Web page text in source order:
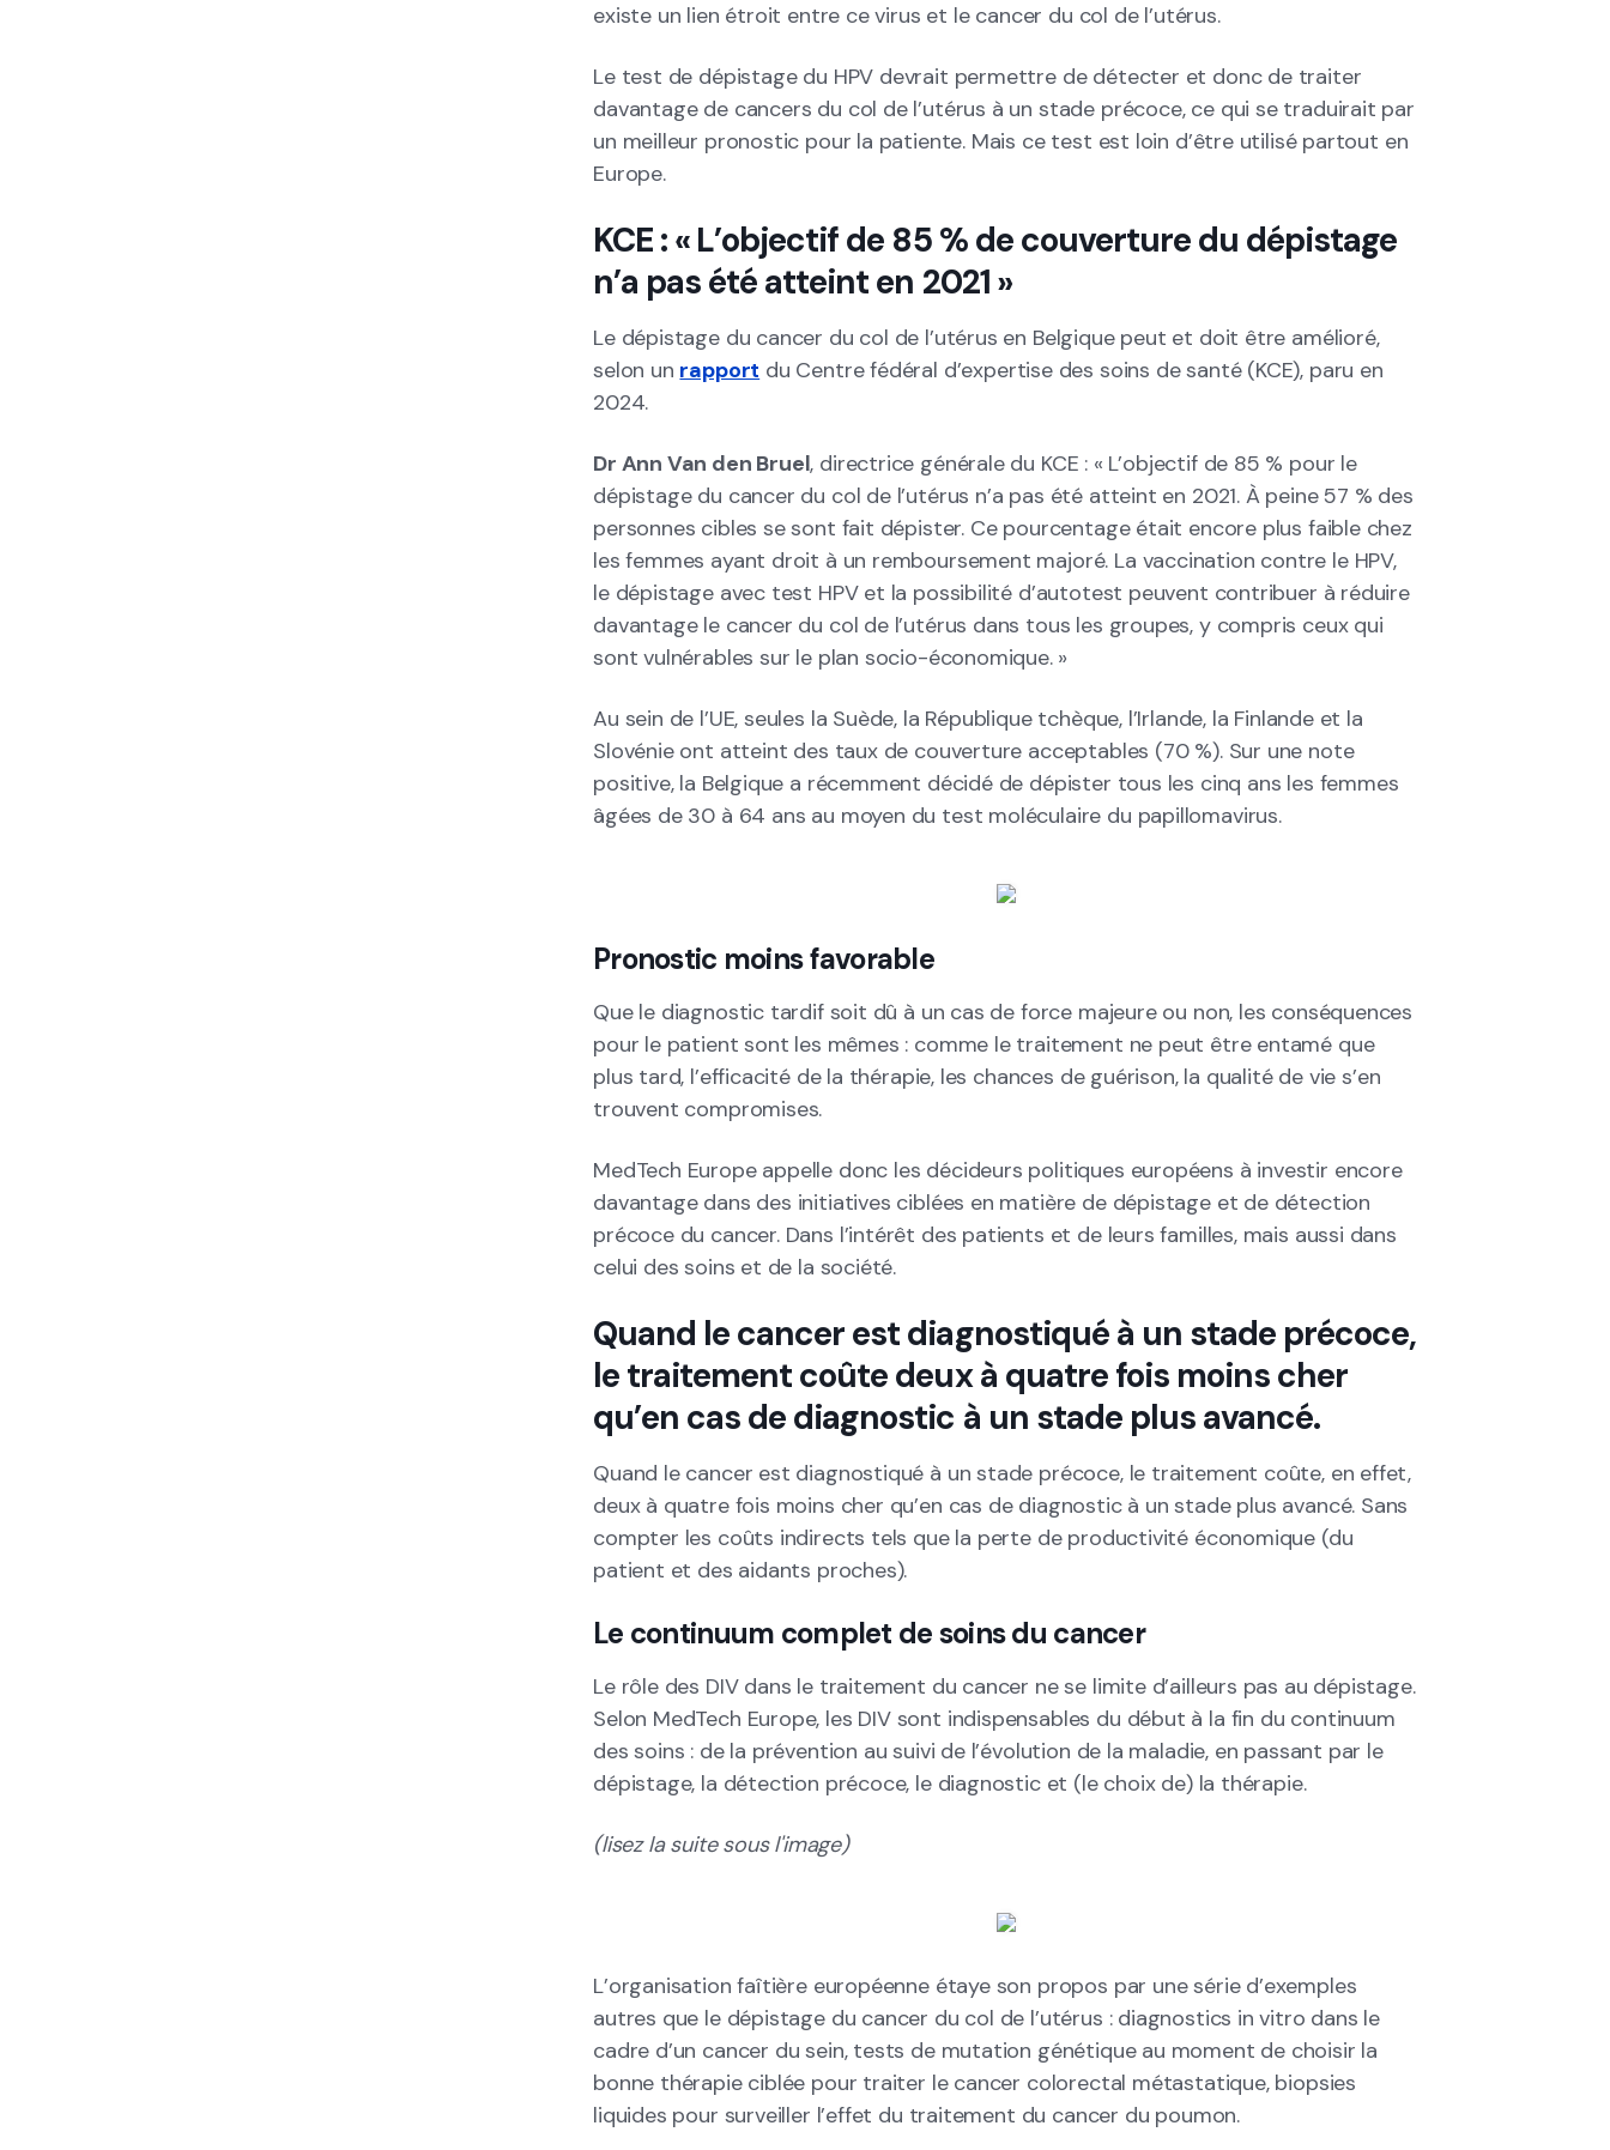
existe un lien étroit entre ce virus et le cancer du col de l’utérus.
Le test de dépistage du HPV devrait permettre de détecter et donc de traiter
davantage de cancers du col de l’utérus à un stade précoce, ce qui se traduirait par
un meilleur pronostic pour la patiente. Mais ce test est loin d’être utilisé partout en
Europe.
KCE : « L’objectif de 85 % de couverture du dépistage
n’a pas été atteint en 2021 »
Le dépistage du cancer du col de l’utérus en Belgique peut et doit être amélioré,
selon un rapport du Centre fédéral d’expertise des soins de santé (KCE), paru en
2024.
Dr Ann Van den Bruel, directrice générale du KCE : « L’objectif de 85 % pour le
dépistage du cancer du col de l’utérus n’a pas été atteint en 2021. À peine 57 % des
personnes cibles se sont fait dépister. Ce pourcentage était encore plus faible chez
les femmes ayant droit à un remboursement majoré. La vaccination contre le HPV,
le dépistage avec test HPV et la possibilité d’autotest peuvent contribuer à réduire
davantage le cancer du col de l’utérus dans tous les groupes, y compris ceux qui
sont vulnérables sur le plan socio-économique. »
Au sein de l’UE, seules la Suède, la République tchèque, l’Irlande, la Finlande et la
Slovénie ont atteint des taux de couverture acceptables (70 %). Sur une note
positive, la Belgique a récemment décidé de dépister tous les cinq ans les femmes
âgées de 30 à 64 ans au moyen du test moléculaire du papillomavirus.
Pronostic moins favorable
Que le diagnostic tardif soit dû à un cas de force majeure ou non, les conséquences
pour le patient sont les mêmes : comme le traitement ne peut être entamé que
plus tard, l’efficacité de la thérapie, les chances de guérison, la qualité de vie s’en
trouvent compromises.
MedTech Europe appelle donc les décideurs politiques européens à investir encore
davantage dans des initiatives ciblées en matière de dépistage et de détection
précoce du cancer. Dans l’intérêt des patients et de leurs familles, mais aussi dans
celui des soins et de la société.
Quand le cancer est diagnostiqué à un stade précoce,
le traitement coûte deux à quatre fois moins cher
qu’en cas de diagnostic à un stade plus avancé.
Quand le cancer est diagnostiqué à un stade précoce, le traitement coûte, en effet,
deux à quatre fois moins cher qu’en cas de diagnostic à un stade plus avancé. Sans
compter les coûts indirects tels que la perte de productivité économique (du
patient et des aidants proches).
Le continuum complet de soins du cancer
Le rôle des DIV dans le traitement du cancer ne se limite d’ailleurs pas au dépistage.
Selon MedTech Europe, les DIV sont indispensables du début à la fin du continuum
des soins : de la prévention au suivi de l’évolution de la maladie, en passant par le
dépistage, la détection précoce, le diagnostic et (le choix de) la thérapie.
(lisez la suite sous l'image)
L’organisation faîtière européenne étaye son propos par une série d’exemples
autres que le dépistage du cancer du col de l’utérus : diagnostics in vitro dans le
cadre d’un cancer du sein, tests de mutation génétique au moment de choisir la
bonne thérapie ciblée pour traiter le cancer colorectal métastatique, biopsies
liquides pour surveiller l’effet du traitement du cancer du poumon.